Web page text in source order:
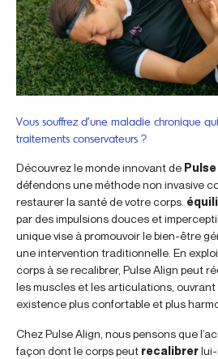
Vous souffrez d’une maladie chronique
traitements conservateurs ?
Découvrez le monde innovant de
défendons une méthode non invasive
restaurer la santé de votre corps.
par des impulsions douces et
unique vise à promouvoir le bien-être
une intervention traditionnelle. En
corps à se recalibrer, Pulse Align peut
les muscles et les articulations, ouvrant
existence plus confortable et plus
Chez Pulse Align, nous pensons que
façon dont le corps peut recalibrer